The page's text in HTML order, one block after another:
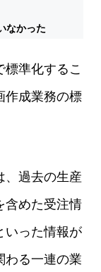
なかった
標準化するこ
作成業務の標
、過去の生産
含めた受注情
いった情報が
わる一連の業